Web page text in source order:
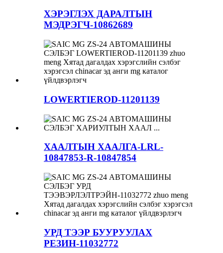
ХЭРЭГЛЭХ ДАРАЛТЫН
МЭДРЭГЧ-10862689
LOWERTIEROD-11201139
ХААЛТЫН ХААЛГА-LRL-
10847853-R-10847854
УРД ТЭЭР БУУРУУЛАХ
РЕЗИН-11032772